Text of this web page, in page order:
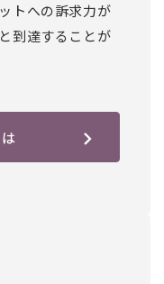
トへの訴求力が
到達することが